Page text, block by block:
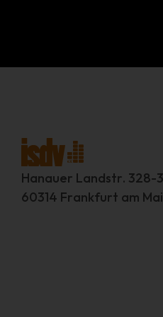
Hanauer Landstr. 328-
60314 Frankfurt am